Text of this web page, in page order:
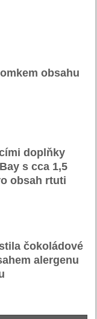
obsahu
doplňky
s cca 1,5
obsah rtuti
čokoládové
alergenu